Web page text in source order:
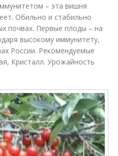
– эта вишня
Обильно и стабильно
почвах. Первые плоды – на
высокому иммунитету,
России. Рекомендуемые
Кристалл. Урожайность